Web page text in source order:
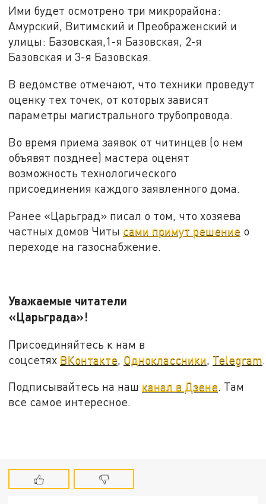
Ими будет осмотрено три микрорайона:
Амурский, Витимский и Преображенский и
улицы: Базовская,1-я Базовская, 2-я
Базовская и 3-я Базовская.
В ведомстве отмечают, что техники проведут
оценку тех точек, от которых зависят
параметры магистрального трубопровода.
Во время приема заявок от читинцев (о нем
объявят позднее) мастера оценят
возможность технологического
присоединения каждого заявленного дома.
Ранее «Царьград» писал о том, что хозяева
частных домов Читы сами примут решение о
переходе на газоснабжение.
Уважаемые читатели
«Царьграда»!
Присоединяйтесь к нам в
соцсетях ВКонтакте Одноклассники Telegram
Подписывайтесь на наш канал в Дзене. Там
все самое интересное.